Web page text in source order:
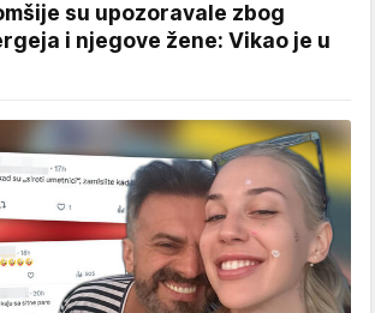
su upozoravale zbog
i njegove žene: Vikao je u